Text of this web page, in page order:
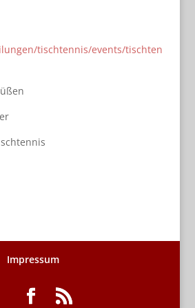
tischtennis/events/tischten
Impressum